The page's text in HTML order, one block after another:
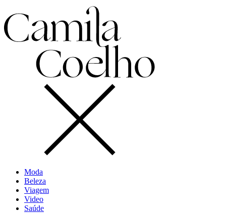
Moda
Beleza
Viagem
Video
Saúde